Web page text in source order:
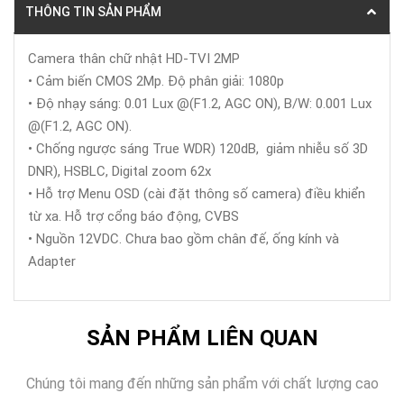
THÔNG TIN SẢN PHẨM
Camera thân chữ nhật HD-TVI 2MP
• Cảm biến CMOS 2Mp. Độ phân giải: 1080p
• Độ nhạy sáng: 0.01 Lux @(F1.2, AGC ON), B/W: 0.001 Lux
@(F1.2, AGC ON).
• Chống ngược sáng True WDR) 120dB, giảm nhiễu số 3D
DNR), HSBLC, Digital zoom 62x
• Hỗ trợ Menu OSD (cài đặt thông số camera) điều khiển
từ xa. Hỗ trợ cổng báo động, CVBS
• Nguồn 12VDC. Chưa bao gồm chân đế, ống kính và
Adapter
SẢN PHẨM LIÊN QUAN
Chúng tôi mang đến những sản phẩm với chất lượng cao